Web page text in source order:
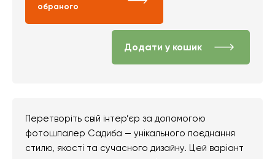
обраного
Додати у кошик
Перетворіть свій інтер’єр за допомогою
фотошпалер Садиба — унікального поєднання
стилю, якості та сучасного дизайну. Цей варіант